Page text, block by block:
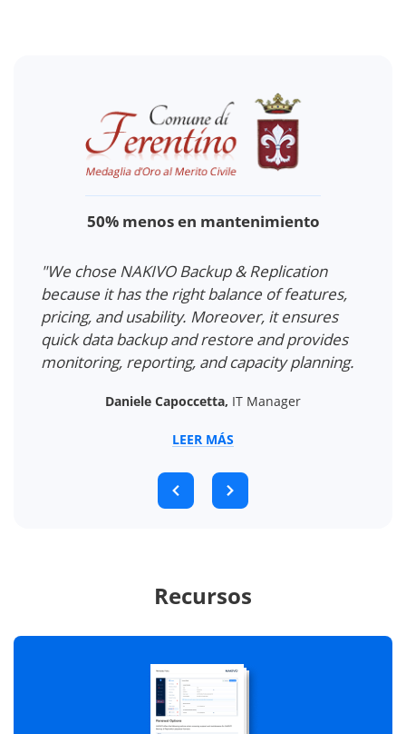
50% menos en mantenimiento
"We chose NAKIVO Backup & Replication
because it has the right balance of features,
pricing, and usability. Moreover, it ensures
quick data backup and restore and provides
monitoring, reporting, and capacity planning.
Daniele Capoccetta, IT Manager
LEER MÁS
Recursos